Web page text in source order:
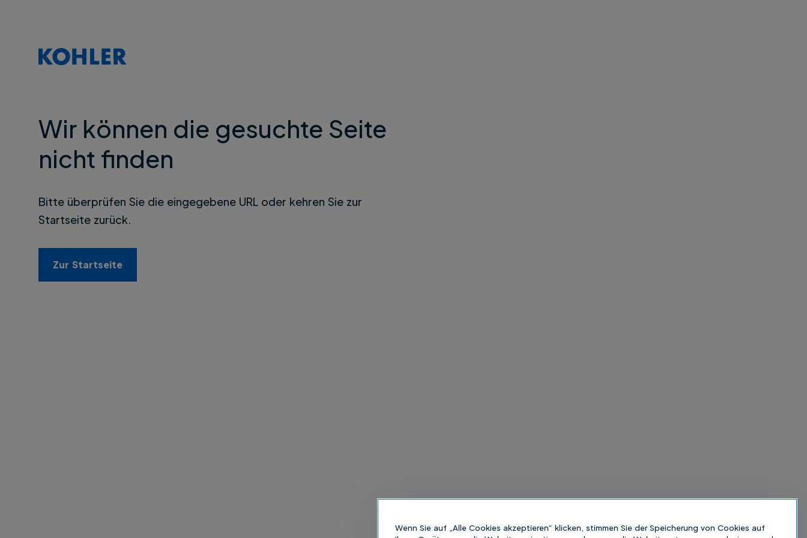
Wir können die gesuchte Seite
nicht finden
Bitte überprüfen Sie die eingegebene URL oder kehren Sie zur
Startseite zurück.
Zur Startseite
Wenn Sie auf „Alle Cookies akzeptieren“ klicken, stimmen Sie der Speicherung von Cookies auf